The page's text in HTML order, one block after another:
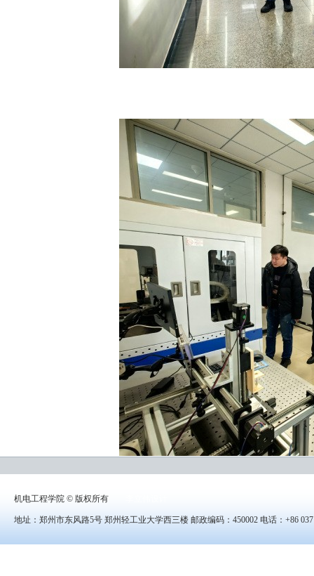
机电工程学院 © 版权所有
地址：郑州市东风路5号 郑州轻工业大学西三楼 邮政编码：450002 电话：+86